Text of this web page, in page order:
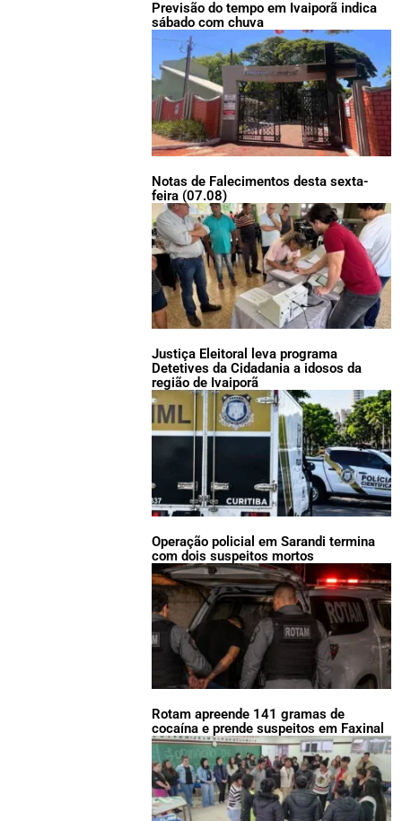
Previsão do tempo em Ivaiporã indica
sábado com chuva
Notas de Falecimentos desta sexta-
feira (07.08)
Justiça Eleitoral leva programa
Detetives da Cidadania a idosos da
região de Ivaiporã
Operação policial em Sarandi termina
com dois suspeitos mortos
Rotam apreende 141 gramas de
cocaína e prende suspeitos em Faxinal